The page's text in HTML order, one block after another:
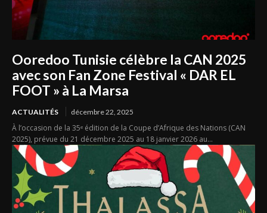
Ooredoo Tunisie célèbre la CAN 2025
avec son Fan Zone Festival « DAR EL
FOOT » à La Marsa
ACTUALITÉS décembre 22, 2025
À l’occasion de la 35ᵉ édition de la Coupe d’Afrique des Nations (CAN
2025), prévue du 21 décembre 2025 au 18 janvier 2026 au...